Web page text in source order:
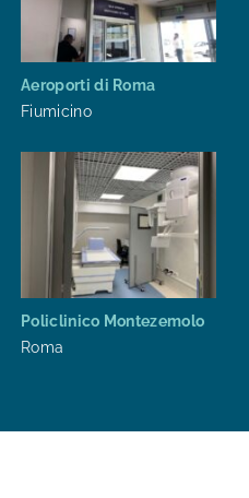
Aeroporti di Roma
Fiumicino
Policlinico Montezemolo
Roma